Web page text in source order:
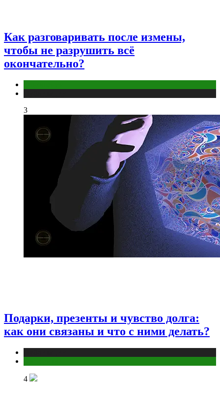
Как разговаривать после измены,
чтобы не разрушить всё
окончательно?
3
Подарки, презенты и чувство долга:
как они связаны и что с ними делать?
4